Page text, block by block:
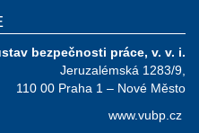
bezpečnosti práce, v. v. i.
Jeruzalémská 1283/9,
110 00 Praha 1 – Nové Město
www.vubp.cz